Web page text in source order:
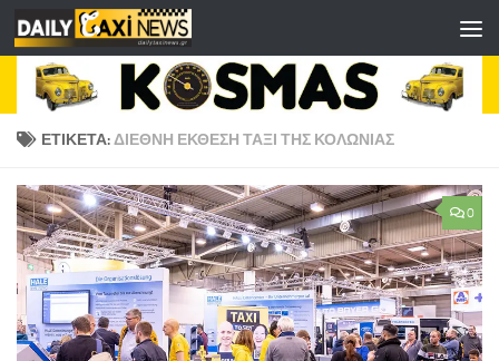
Skip to content
ΕΤΙΚΈΤΑ:ΔΙΕΘΝΉ ΈΚΘΕΣΗ ΤΑΞΊ ΤΗΣ ΚΟΛΩΝΊΑΣ
0